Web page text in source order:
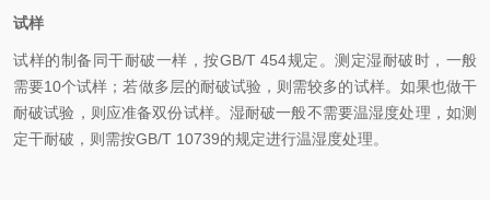
试样
试样的制备同干耐破一样，按GB/T 454规定。测定湿耐破时，一般
需要10个试样；若做多层的耐破试验，则需较多的试样。如果也做干
耐破试验，则应准备双份试样。湿耐破一般不需要温湿度处理，如测
定干耐破，则需按GB/T 10739的规定进行温湿度处理。